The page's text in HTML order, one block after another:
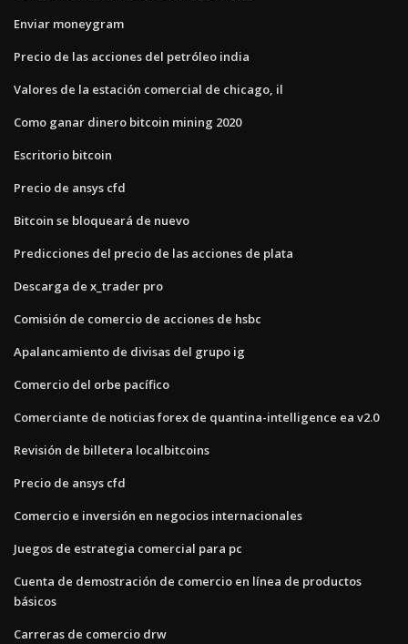
Enviar moneygram
Precio de las acciones del petróleo india
Valores de la estación comercial de chicago, il
Como ganar dinero bitcoin mining 2020
Escritorio bitcoin
Precio de ansys cfd
Bitcoin se bloqueará de nuevo
Predicciones del precio de las acciones de plata
Descarga de x_trader pro
Comisión de comercio de acciones de hsbc
Apalancamiento de divisas del grupo ig
Comercio del orbe pacífico
Comerciante de noticias forex de quantina-intelligence ea v2.0
Revisión de billetera localbitcoins
Precio de ansys cfd
Comercio e inversión en negocios internacionales
Juegos de estrategia comercial para pc
Cuenta de demostración de comercio en línea de productos
básicos
Carreras de comercio drw